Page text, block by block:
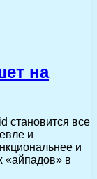
на
становится все
и
и
«айпадов» в